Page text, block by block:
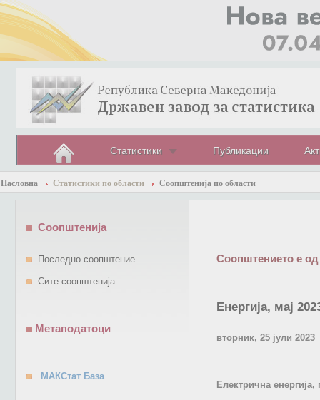
Статистики Публикации
Насловна Статистики по области Соопштенија по области
Соопштението е од
Енергија, мај
вторник, 25 јули 2023
Електрична
Соопштенија
Последно соопштение
Сите соопштенија
Метаподатоци
МАКСтат База